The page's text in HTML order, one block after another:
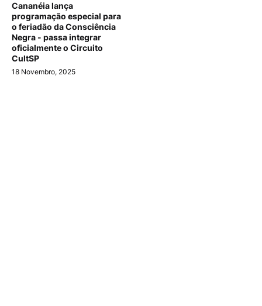
Cananéia lança
programação especial para
o feriadão da Consciência
Negra - passa integrar
oficialmente o Circuito
CultSP
18 Novembro, 2025